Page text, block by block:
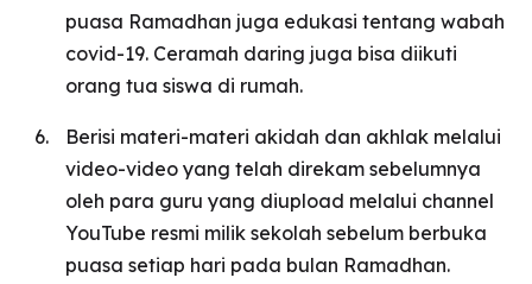
puasa Ramadhan juga edukasi tentang wabah
covid-19. Ceramah daring juga bisa diikuti
orang tua siswa di rumah.
Berisi materi-materi akidah dan akhlak melalui
video-video yang telah direkam sebelumnya
oleh para guru yang diupload melalui channel
YouTube resmi milik sekolah sebelum berbuka
puasa setiap hari pada bulan Ramadhan.